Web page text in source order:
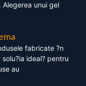
unui gel
fabricate ?n
solu?ia ideal? pentru
au